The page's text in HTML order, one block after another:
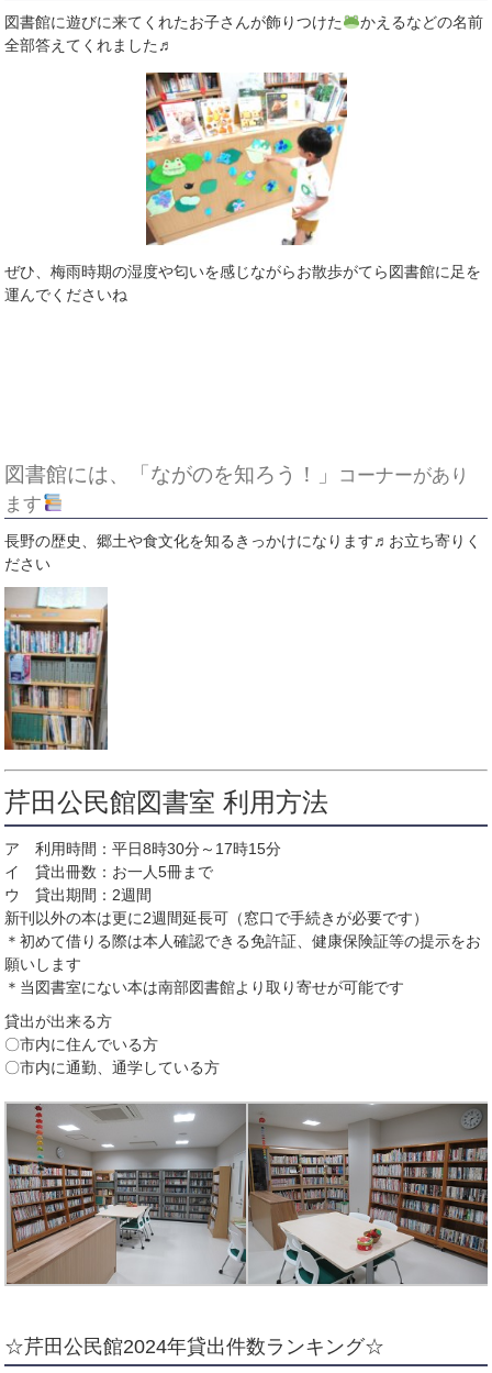
図書館に遊びに来てくれたお子さんが飾りつけた
かえるなどの名前
全部答えてくれました♬
ぜひ、梅雨時期の湿度や匂いを感じながらお散歩がてら図書館に足を
運んでくださいね
図書館には、「ながのを知ろう！」
コーナーがあり
ます
長野の歴史、郷土や食文化を知るきっかけになります♬お立ち寄りく
ださい
芹田公民館図書室 利用方法
ア 利用時間：平日8時30分～17時15分
イ 貸出冊数：お一人5冊まで
ウ 貸出期間：2週間
新刊以外の本は更に2週間延長可（窓口で手続きが必要です）
＊初めて借りる際は本人確認できる免許証、健康保険証等の提示をお
願いします
＊当図書室にない本は南部図書館より取り寄せが可能です
貸出が出来る方
〇市内に住んでいる方
〇市内に通勤、通学している方
☆芹田公民館2024年貸出件数ランキング☆